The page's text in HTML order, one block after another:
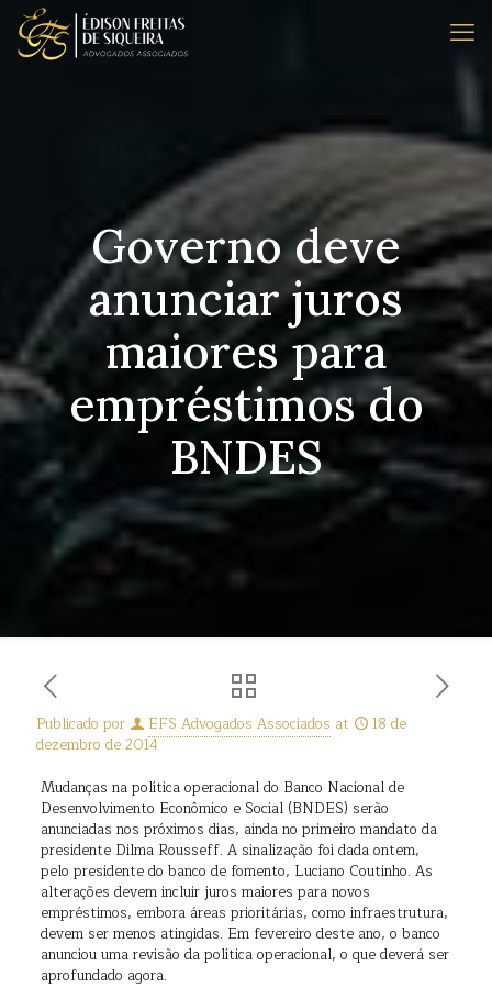
Governo deve
anunciar juros
maiores para
empréstimos do
BNDES
Publicado por EFS Advogados Associados at
18 de
dezembro de 2014
Mudanças na política operacional do Banco Nacional de
Desenvolvimento Econômico e Social (BNDES) serão
anunciadas nos próximos dias, ainda no primeiro mandato da
presidente Dilma Rousseff. A sinalização foi dada ontem,
pelo presidente do banco de fomento, Luciano Coutinho. As
alterações devem incluir juros maiores para novos
empréstimos, embora áreas prioritárias, como infraestrutura,
devem ser menos atingidas. Em fevereiro deste ano, o banco
anunciou uma revisão da política operacional, o que deverá ser
aprofundado agora.